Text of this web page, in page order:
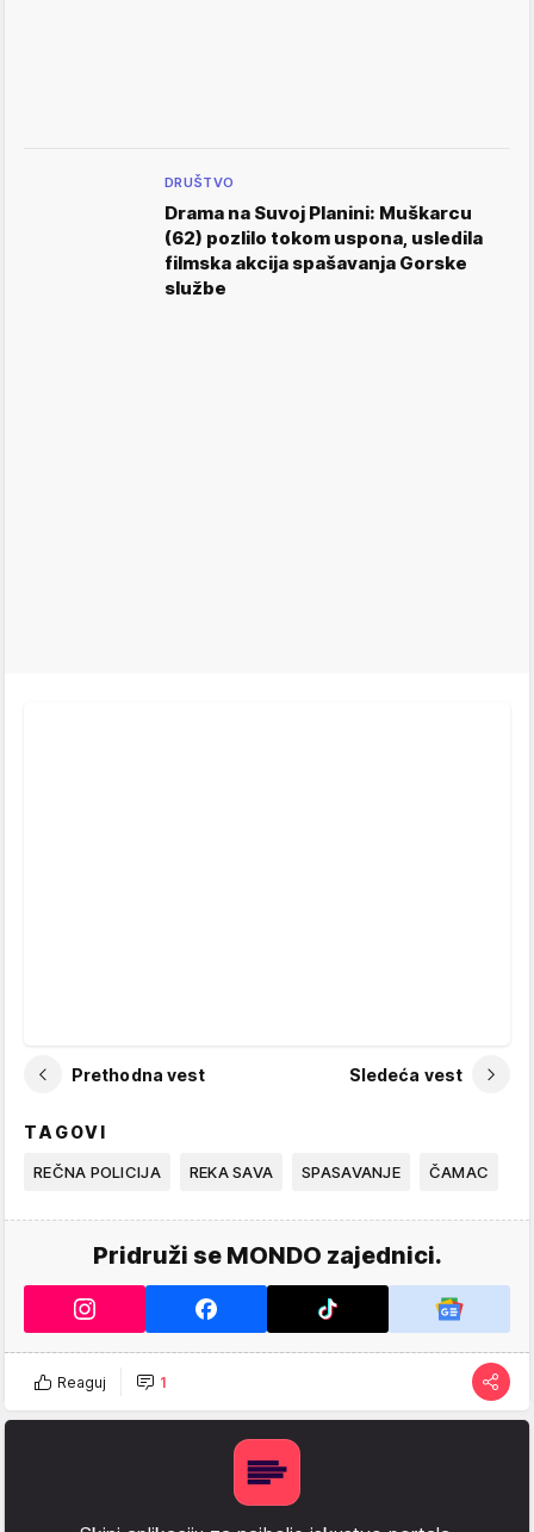
DRUŠTVO
Drama na Suvoj Planini: Muškarcu
(62) pozlilo tokom uspona, usledila
filmska akcija spašavanja Gorske
službe
Prethodna vest Sledeća vest
TAGOVI
REČNA POLICIJA REKA SAVA SPASAVANJE ČAMAC
Pridruži se MONDO zajednici.
Reaguj 1